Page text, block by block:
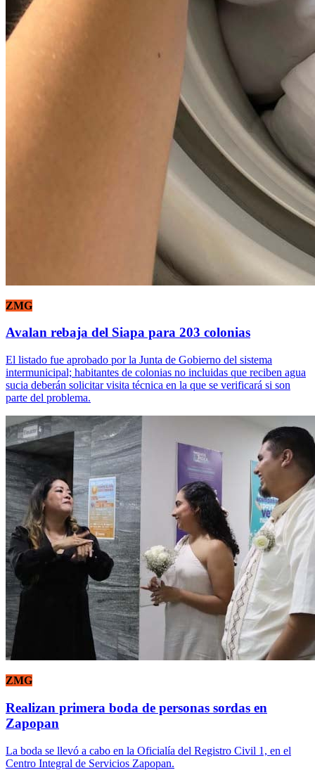
ZMG
Avalan rebaja del Siapa para 203 colonias
El listado fue aprobado por la Junta de Gobierno del sistema
intermunicipal; habitantes de colonias no incluidas que reciben agua
sucia deberán solicitar visita técnica en la que se verificará si son
parte del problema.
ZMG
Realizan primera boda de personas sordas en
Zapopan
La boda se llevó a cabo en la Oficialía del Registro Civil 1, en el
Centro Integral de Servicios Zapopan.